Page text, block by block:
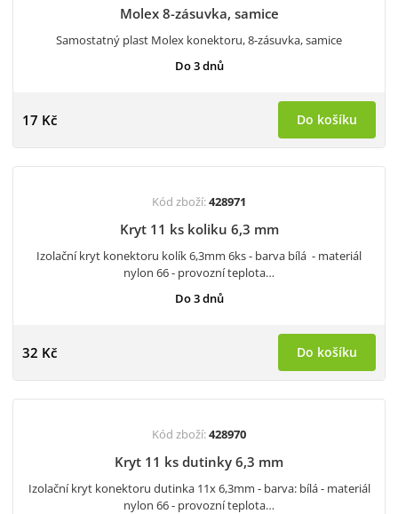
Molex 8-zásuvka, samice
Samostatný plast Molex konektoru, 8-zásuvka, samice
Do 3 dnů
17 Kč Do košíku
Kód zboží:428971
Kryt 11 ks koliku 6,3 mm
Izolační kryt konektoru kolík 6,3mm 6ks - barva bílá - materiál
nylon 66 - provozní teplota…
Do 3 dnů
32 Kč Do košíku
Kód zboží:428970
Kryt 11 ks dutinky 6,3 mm
Izolační kryt konektoru dutinka 11x 6,3mm - barva: bílá - materiál
nylon 66 - provozní teplota…